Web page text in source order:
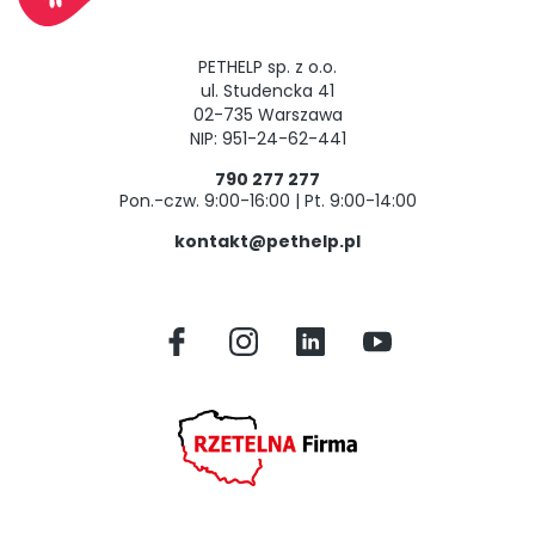
PETHELP sp. z o.o.
ul. Studencka 41
02-735 Warszawa
NIP: 951-24-62-441
790 277 277
Pon.-czw. 9:00-16:00 | Pt. 9:00-14:00
kontakt@pethelp.pl